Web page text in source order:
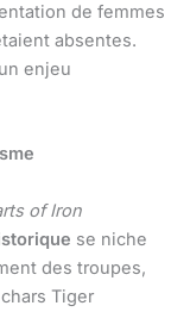
de femmes
absentes.
enjeu
of Iron
se niche
des troupes,
Tiger